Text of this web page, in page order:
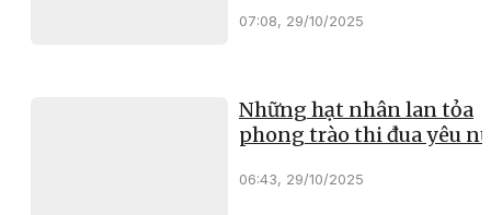
07:08, 29/10/2025
Những hạt nhân lan tỏa
phong trào thi đua yêu
06:43, 29/10/2025